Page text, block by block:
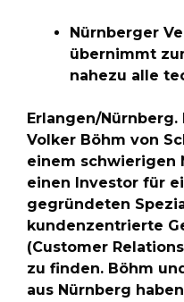
Nürnberger
übernimmt
nahezu alle
Erlangen/
Volker Böhm von
einem schwierigen
einen Investor für
gegründeten
kundenzentrierte
(Customer
zu finden. Böhm
aus Nürnberg